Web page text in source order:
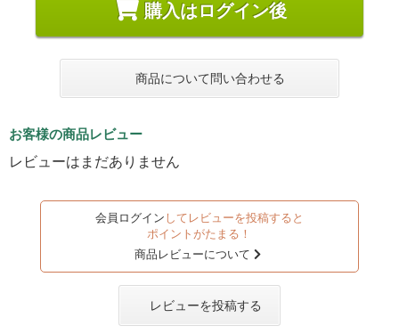
購入はログイン後
商品について問い合わせる
お客様の商品レビュー
レビューはまだありません
会員ログイン してレビューを投稿すると
ポイントがたまる！
商品レビューについて
レビューを投稿する